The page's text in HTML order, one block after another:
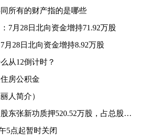
所有的财产指的是哪些
7月28日北向资金增持71.92万股
月28日北向资金增持8.92万股
从12倒计时？
房公积金
人简介）
惠城环保（300779）股东张新功质押520.52万股，占总股本3.85%
5点起暂时关闭